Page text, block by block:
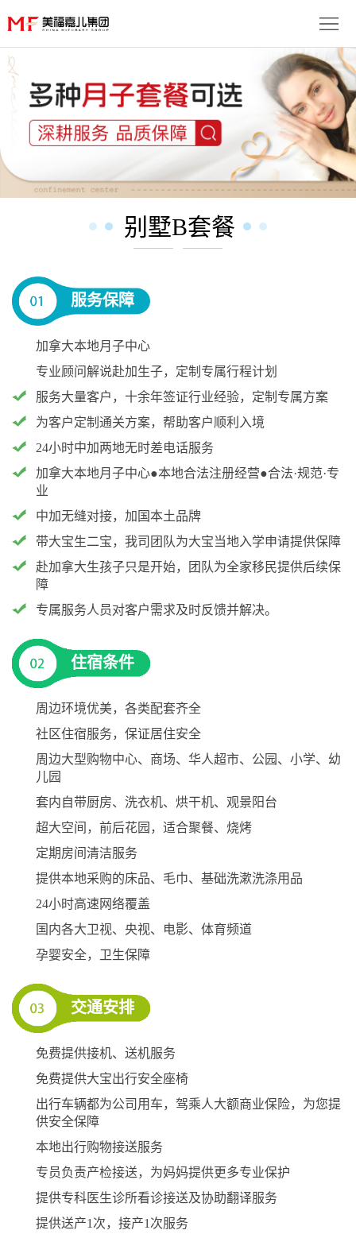
首
页
生
优
势
务
流
月
子
成
例
动
系
免
别墅B套餐
服务保障
加拿大本地月子中心
专业顾问解说赴加生子，定制专属行程计划
服务大量客户，十余年签证行业经验，定制专属方案
为客户定制通关方案，帮助客户顺利入境
24小时中加两地无时差电话服务
加拿大本地月子中心●本地合法注册经营●合法·规范·专
业
中加无缝对接，加国本土品牌
带大宝生二宝，我司团队为大宝当地入学申请提供保障
赴加拿大生孩子只是开始，团队为全家移民提供后续保
障
专属服务人员对客户需求及时反馈并解决。
住宿条件
周边环境优美，各类配套齐全
社区住宿服务，保证居住安全
周边大型购物中心、商场、华人超市、公园、小学、幼
儿园
套内自带厨房、洗衣机、烘干机、观景阳台
超大空间，前后花园，适合聚餐、烧烤
定期房间清洁服务
提供本地采购的床品、毛巾、基础洗漱洗涤用品
24小时高速网络覆盖
国内各大卫视、央视、电影、体育频道
孕婴安全，卫生保障
交通安排
免费提供接机、送机服务
免费提供大宝出行安全座椅
出行车辆都为公司用车，驾乘人大额商业保险，为您提
供安全保障
本地出行购物接送服务
专员负责产检接送，为妈妈提供更多专业保护
提供专科医生诊所看诊接送及协助翻译服务
提供送产1次，接产1次服务